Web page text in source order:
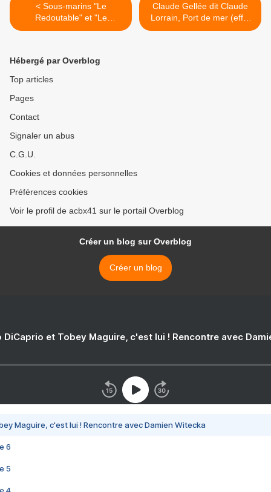
< Sous-marins "Le
Redoutable" et "Le
Triomphant"
Claude Gellée dit Claude
Lorrain, Port de mer (effet
de brume) >
Hébergé par Overblog
Top articles
Pages
Contact
Signaler un abus
C.G.U.
Cookies et données personnelles
Préférences cookies
Voir le profil de acbx41 sur le portail Overblog
Créer un blog sur Overblog
Créer un blog
DiCaprio et Tobey Maguire, c'est lui ! Rencontre avec
Maguire, c'est lui ! Rencontre avec Damien Witecka
6
5
4